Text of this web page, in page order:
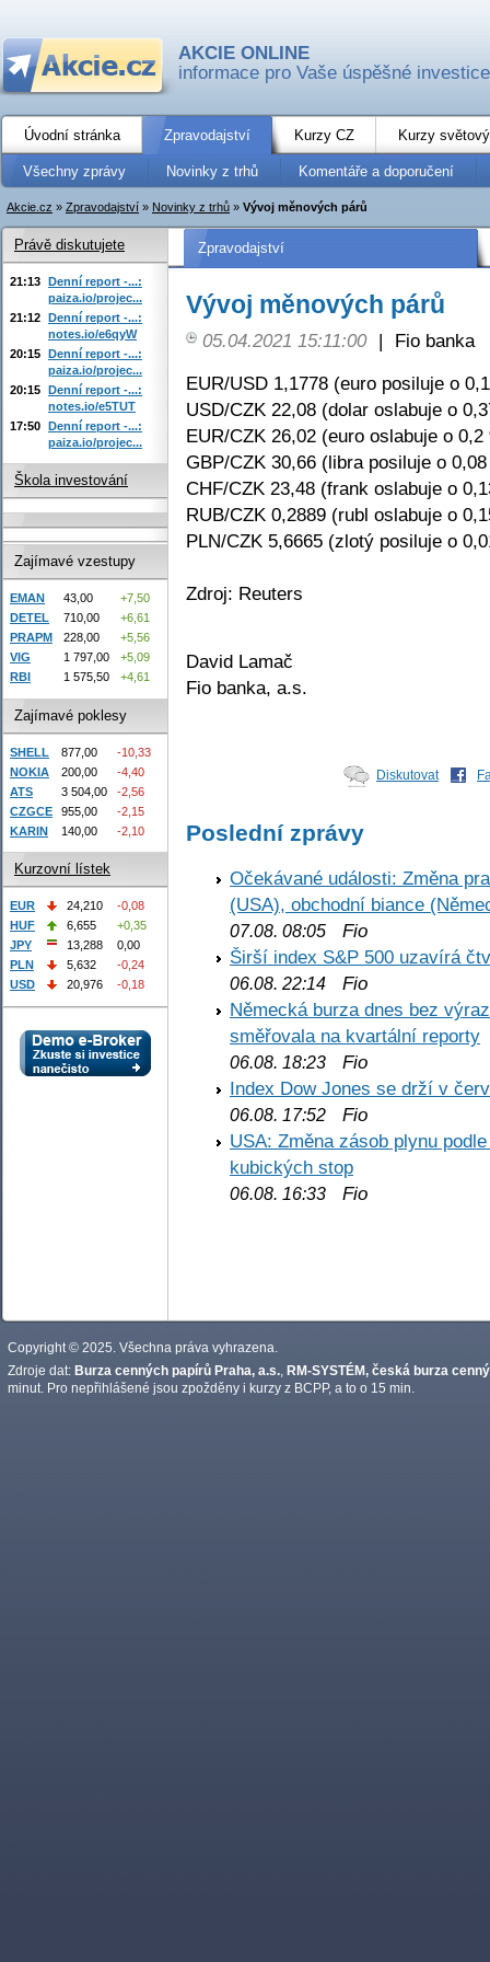
AKCIE ONLINE
informace pro Vaše úspěšné investice
Úvodní stránka Zpravodajství Kurzy CZ Kurzy
Všechny zprávy Novinky z trhů Komentáře a doporučení
Akcie.cz » Zpravodajství » Novinky z trhů » Vývoj měnových párů
Zpravodajství
Vývoj měnových párů
05.04.2021 15:11:00 |
Fio banka
EUR/USD 1,1778 (euro posiluje o
USD/CZK 22,08 (dolar oslabuje o
EUR/CZK 26,02 (euro oslabuje o 0,2
GBP/CZK 30,66 (libra posiluje o
CHF/CZK 23,48 (frank oslabuje o
RUB/CZK 0,2889 (rubl oslabuje o
PLN/CZK 5,6665 (zlotý posiluje o
Zdroj: Reuters
David Lamač
Fio banka, a.s.
Diskutovat
Poslední zprávy
Očekávané události: Změna
(USA), obchodní biance
07.08. 08:05 Fio
Širší index S&P 500 uzavírá
06.08. 22:14 Fio
Německá burza dnes bez
směřovala na kvartální reporty
06.08. 18:23 Fio
Index Dow Jones se drží v
06.08. 17:52 Fio
USA: Změna zásob plynu
kubických stop
06.08. 16:33 Fio
Právě diskutujete
21:13 Denní report -...:
paiza.io/projec...
21:12 Denní report -...:
notes.io/e6qyW
20:15 Denní report -...:
paiza.io/projec...
20:15 Denní report -...:
notes.io/e5TUT
17:50 Denní report -...:
paiza.io/projec...
Škola investování
Zajímavé vzestupy
EMAN 43,00
+7,50
DETEL
710,00
+6,61
PRAPM
228,00
+5,56
VIG
1 797,00
+5,09
RBI
1 575,50 +4,61
Zajímavé poklesy
SHELL 877,00
-10,33
NOKIA
200,00
-4,40
ATS
3 504,00
-2,56
CZGCE
955,00
-2,15
KARIN
140,00 -2,10
Kurzovní lístek
EUR 24,210
-0,08
HUF
6,655
+0,35
JPY
13,288
0,00
PLN
5,632
-0,24
USD
20,976 -0,18
Copyright © 2025. Všechna práva vyhrazena.
Zdroje dat: Burza cenných papírů Praha, a.s. RM-SYSTÉM, česká burza
minut. Pro nepřihlášené jsou zpožděny i kurzy z BCPP, a to o 15 min.